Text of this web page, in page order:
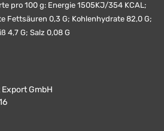
pro 100 g: Energie 1505KJ/354 KCAL;
Fettsäuren 0,3 G; Kohlenhydrate 82,0 G;
4,7 G; Salz 0,08 G
GmbH